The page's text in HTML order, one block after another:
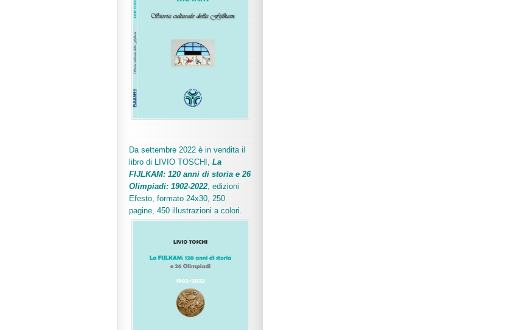
Da settembre 2022 è in vendita il
libro di LIVIO TOSCHI, La
FIJLKAM: 120 anni di storia e 26
Olimpiadi: 1902-2022, edizioni
Efesto, formato 24x30, 250
pagine, 450 illustrazioni a colori.